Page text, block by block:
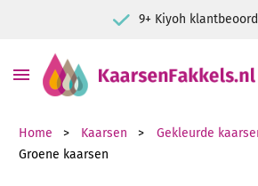
9+ Kiyoh
Home Kaarsen
Gekleurde
Groene kaarsen